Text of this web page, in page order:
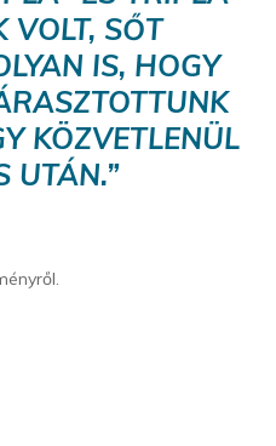
VOLT, SŐT
IS, HOGY
KÖZVETLENÜL
UTÁN.”